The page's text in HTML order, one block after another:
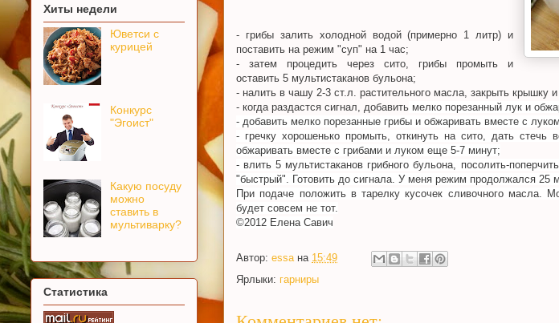
- грибы залить холодной водой (примерно 1 литр) и
поставить на режим "суп" на 1 час;
- затем процедить через сито, грибы промыть и
оставить 5 мультистаканов бульона;
- налить в чашу 2-3 ст.л. растительного масла, закрыть крышку
- когда раздастся сигнал, добавить мелко порезанный лук и
- добавить мелко порезанные грибы и обжаривать вместе с
- гречку хорошенько промыть, откинуть на сито, дать стечь
обжаривать вместе с грибами и луком еще 5-7 минут;
- влить 5 мультистаканов грибного бульона, посолить-
"быстрый". Готовить до сигнала. У меня режим продолжался 25
При подаче положить в тарелку кусочек сливочного масла.
будет совсем не тот.
©2012 Елена Савич
Автор: essa на 15:49
Ярлыки: гарниры
Хиты недели
Юветси с
курицей
Конкурс
"Эгоист"
Какую посуду
можно
ставить в
мультиварку?
Статистика